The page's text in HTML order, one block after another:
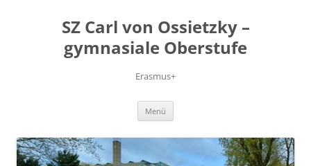
SZ Carl von Ossietzky –
gymnasiale Oberstufe
Erasmus+
Menü